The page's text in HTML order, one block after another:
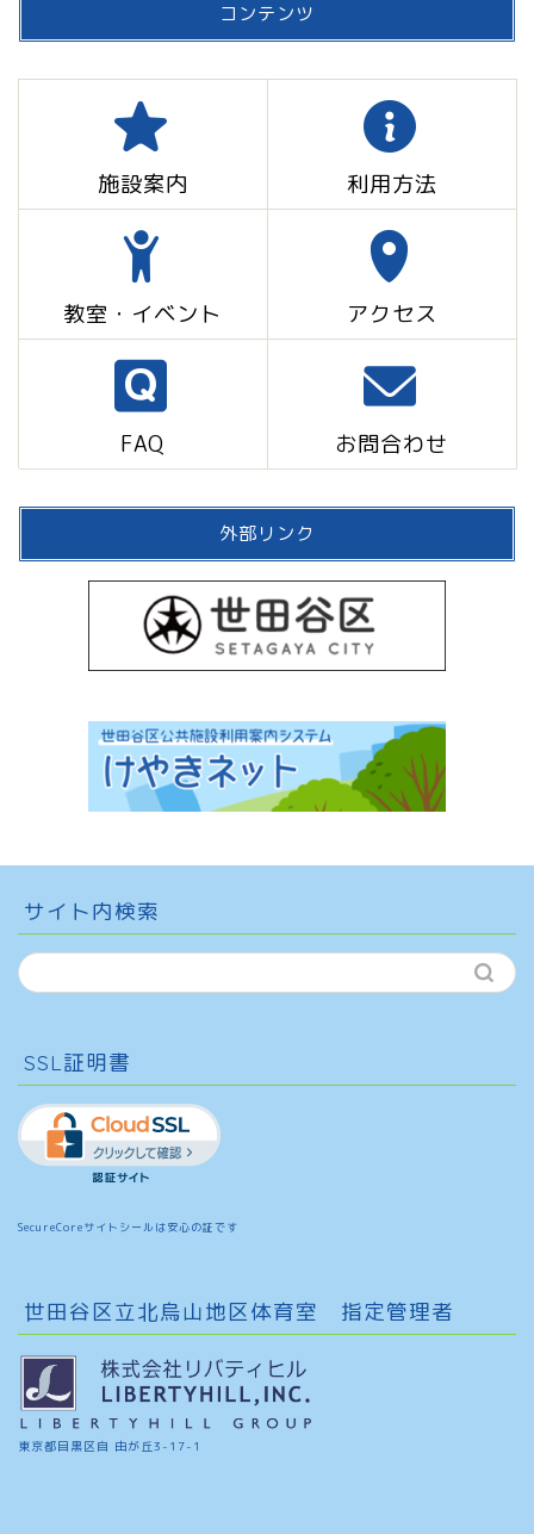
コンテンツ
施設案内 利用方法
教室・イベント アクセス
FAQ お問合わせ
外部リンク
サイト内検索
SSL証明書
SecureCoreサイトシールは安心の証です
世田谷区立北烏山地区体育室 指定管理者
東京都目黒区自 由が丘3-17-1